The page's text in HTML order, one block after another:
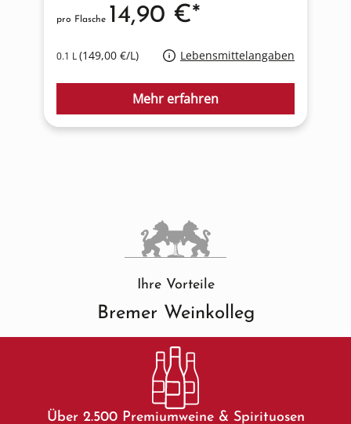
0.1 L(149,00 €/L) Lebensmittelangaben
pro Flasche 14,90 €*
Mehr erfahren
Ihre Vorteile
Bremer Weinkolleg
Über 2.500 Premiumweine & Spirituosen